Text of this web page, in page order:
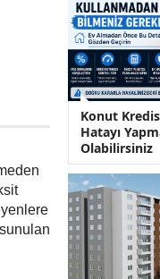
Konut
Hatayı
Olabilirsiniz